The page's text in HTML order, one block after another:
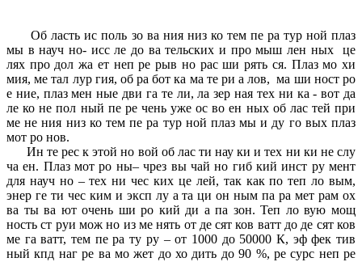
Об ласть ис поль зо ва ния низ ко тем пе ра тур ной плаз
мы в науч но- исс ле до ва тельских и про мыш лен ных це
лях про дол жа ет неп ре рыв но рас ши рять ся. Плаз мо хи
мия, ме тал лур гия, об ра бот ка ма те ри а лов, ма ши ност ро
е ние, плаз мен ные дви га те ли, ла зер ная тех ни ка - вот да
ле ко не пол ный пе ре чень уже ос во ен ных об лас тей при
ме не ния низ ко тем пе ра тур ной плаз мы и ду го вых плаз
мот ро нов.
Ин те рес к этой но вой об лас ти нау ки и тех ни ки не слу
ча ен. Плаз мот ро ны– чрез вы чай но гиб кий инст ру мент
для науч но – тех ни чес ких це лей, так как по теп ло вым,
энер ге ти чес ким и эксп лу а та ци он ным па ра мет рам ох
ва ты ва ют очень ши ро кий ди а па зон. Теп ло вую мощ
ность ст руи мож но из ме нять от де сят ков ватт до де сят ков
ме га ватт, тем пе ра ту ру – от 1000 до 50000 К, эф фек тив
ный кпд наг ре ва мо жет до хо дить до 90 %, ре сурс неп ре